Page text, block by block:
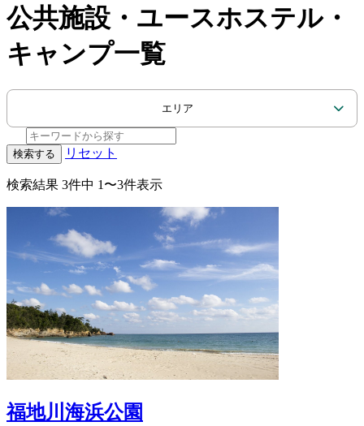
公共施設・ユースホステル・
キャンプ一覧
エリア
検索する リセット
検索結果 3件中 1〜3件表示
福地川海浜公園